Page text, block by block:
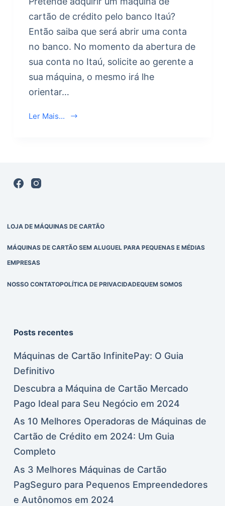
cartão de crédito pelo banco Itaú?
Então saiba que será abrir uma conta
no banco. No momento da abertura de
sua conta no Itaú, solicite ao gerente a
sua máquina, o mesmo irá lhe
orientar…
Ler Mais...
LOJA DE MÁQUINAS DE CARTÃO
MÁQUINAS DE CARTÃO SEM ALUGUEL PARA PEQUENAS E MÉDIAS
EMPRESAS
NOSSO CONTATOPOLÍTICA DE PRIVACIDADEQUEM SOMOS
Posts recentes
Máquinas de Cartão InfinitePay: O Guia
Definitivo
Descubra a Máquina de Cartão Mercado
Pago Ideal para Seu Negócio em 2024
As 10 Melhores Operadoras de Máquinas de
Cartão de Crédito em 2024: Um Guia
Completo
As 3 Melhores Máquinas de Cartão
PagSeguro para Pequenos Empreendedores
e Autônomos em 2024